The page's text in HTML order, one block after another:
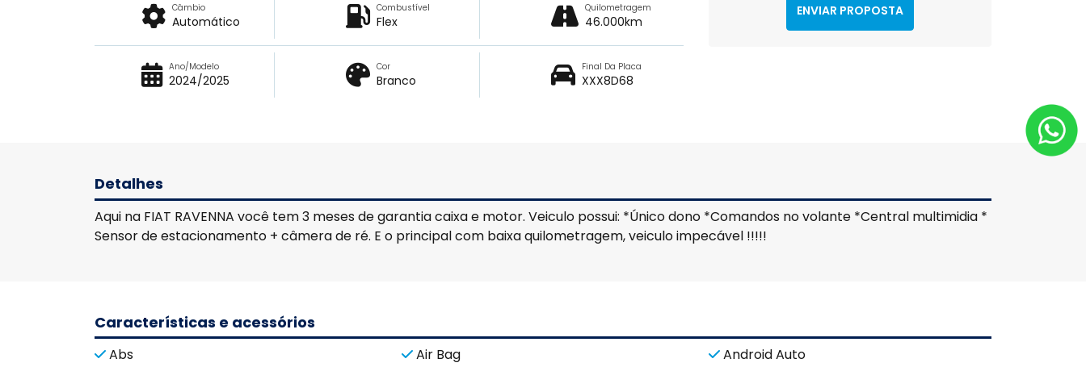
ENVIAR PROPOSTA
Câmbio
Automático
Combustível
Flex
Quilometragem
46.000km
Ano/Modelo
2024/2025
Cor
Branco
Final Da Placa
XXX8D68
Detalhes
Aqui na FIAT RAVENNA você tem 3 meses de garantia caixa e motor. Veiculo possui: *Único dono *Comandos no volante *Central multimidia *
Sensor de estacionamento + câmera de ré. E o principal com baixa quilometragem, veiculo impecável !!!!!
Características e acessórios
Abs Air Bag
Android Auto